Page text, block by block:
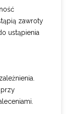
zawroty
ustąpienia
przy